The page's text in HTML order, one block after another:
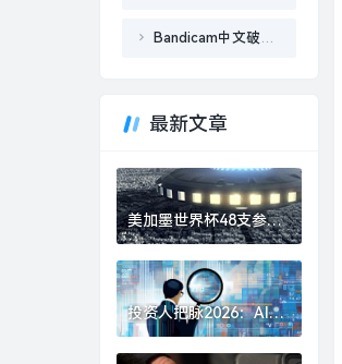
Bandicam中文破解版
最新文章
美加墨世界杯48支参赛
球队确定|界面新闻 · 快
讯
投资人把脉2026：AI、
具身智能、生物制造，
或出现百亿美金超级独